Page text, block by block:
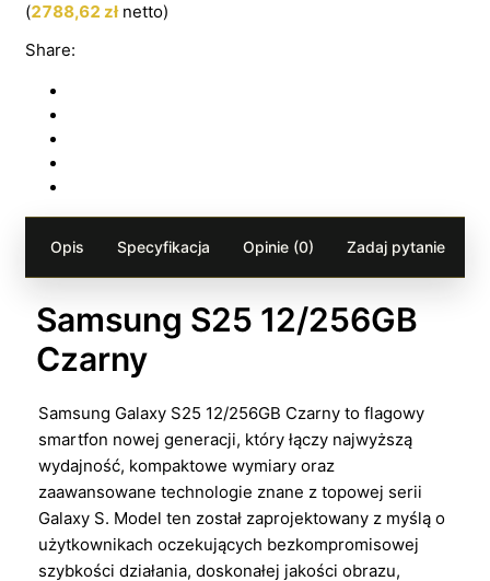
(2788,62 złnetto)
Share:
Opis Specyfikacja Opinie (0) Zadaj pytanie
Samsung S25 12/256GB
Czarny
Samsung Galaxy S25 12/256GB Czarny to flagowy
smartfon nowej generacji, który łączy najwyższą
wydajność, kompaktowe wymiary oraz
zaawansowane technologie znane z topowej serii
Galaxy S. Model ten został zaprojektowany z myślą o
użytkownikach oczekujących bezkompromisowej
szybkości działania, doskonałej jakości obrazu,